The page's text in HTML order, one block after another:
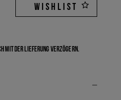
WISHLIST
mit der Lieferung verzögern.